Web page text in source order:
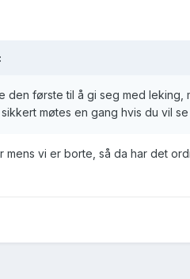
den første til å gi seg med leking,
møtes en gang hvis du vil
vi er borte, så da har det